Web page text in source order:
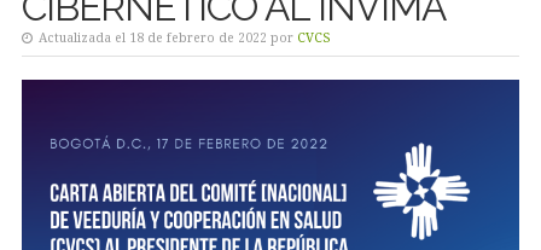
Actualizada el 18 de febrero de 2022 por CVCS